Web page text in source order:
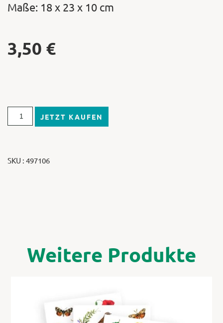
Maße: 18 x 23 x 10 cm
3,50 €
JETZT KAUFEN
SKU : 497106
Weitere Produkte